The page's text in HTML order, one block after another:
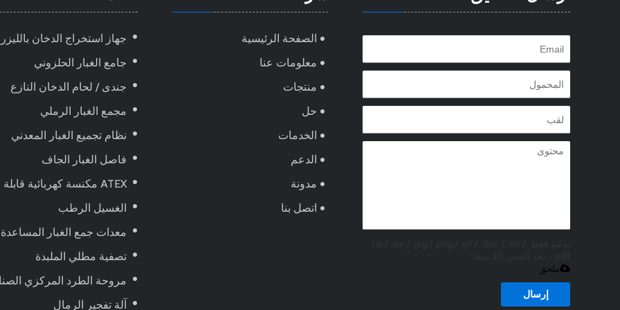
ملحق
إرسال
الصفحة الرئيسية
معلومات عنا
منتجات
حل
الخدمات
الدعم
مدونة
اتصل بنا
جهاز استخراج الدخان بالليزر
جامع الغبار الحلزوني
جندى / لحام الدخان النازع
مجمع الغبار الرملي
نظام تجميع الغبار المعدني
فاصل الغبار الجاف
ATEX مكنسة كهربائية قابلة للانفجار ، تعمل بالهواء المضغوط
الغسيل الرطب
معدات جمع الغبار المساعدة
تصفية مطلي الملبدة
مروحة الطرد المركزي
آلة تفجير الرمال